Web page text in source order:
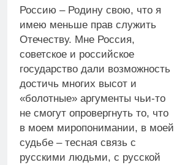
Россию – Родину свою, что я
имею меньше прав служить
Отечеству. Мне Россия,
советское и российское
государство дали возможность
достичь многих высот и
«болотные» аргументы чьи-то
не смогут опровергнуть то, что
в моем миропонимании, в моей
судьбе – тесная связь с
русскими людьми, с русской